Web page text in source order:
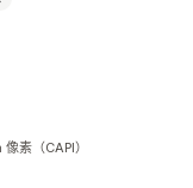
素（CAPI）